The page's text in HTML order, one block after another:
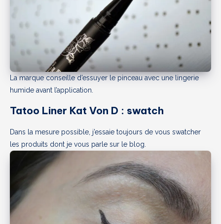
La marque conseille d’essuyer le pinceau avec une lingerie
humide avant l’application.
Tatoo Liner Kat Von D : swatch
Dans la mesure possible, j’essaie toujours de vous swatcher
les produits dont je vous parle sur le blog.